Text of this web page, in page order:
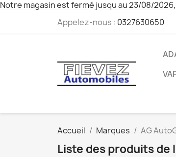
Notre magasin est fermé jusqu au 23/08/
Appelez-nous : 0327630650
Accueil Marques AG
Liste des produits de